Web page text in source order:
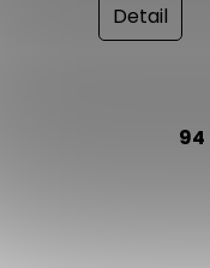
Detail
94